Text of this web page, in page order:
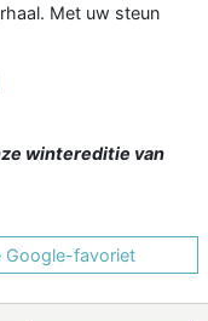
Met uw steun
wintereditie van
Google-favoriet